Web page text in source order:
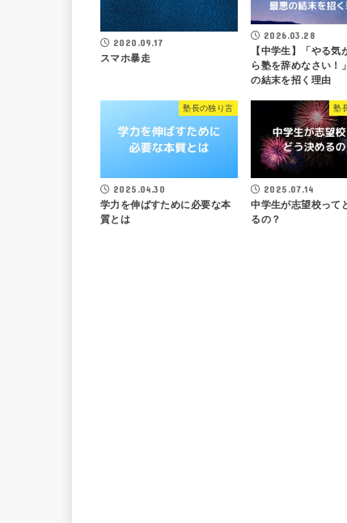
2020.09.17
スマホ暴走
2026.03.28
【中学生】「やる気
ら塾を辞めなさい！
の結末を招く理由
塾長の独り言
2025.04.30
学力を伸ばすために必要な本
質とは
塾
2025.07.14
中学生が志望校って
るの？